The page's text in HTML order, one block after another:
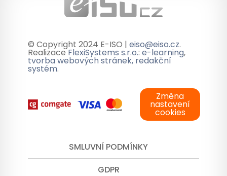
© Copyright 2024 E-ISO | eiso@eiso.cz.
RealizaceFlexiSystems s.r.o.: e-learning,
tvorba webových stránek, redakční
systém.
Změna
nastavení
cookies
SMLUVNÍ PODMÍNKY
GDPR